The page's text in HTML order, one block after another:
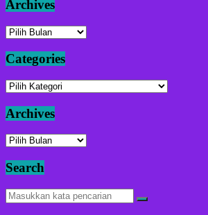
Archives
Archives
Categories
Categories
Archives
Archives
Search